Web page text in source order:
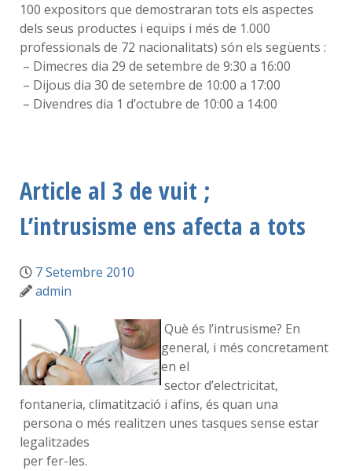
100 expositors que demostraran tots els aspectes
dels seus productes i equips i més de 1.000
professionals de 72 nacionalitats) són els següents :
– Dimecres dia 29 de setembre de 9:30 a 16:00
– Dijous dia 30 de setembre de 10:00 a 17:00
– Divendres dia 1 d’octubre de 10:00 a 14:00
Article al 3 de vuit ;
L’intrusisme ens afecta a tots
7 Setembre 2010
admin
Què és l’intrusisme? En
general, i més concretament
en el
sector d’electricitat,
fontaneria, climatització i afins, és quan una
persona o més realitzen unes tasques sense estar
legalitzades
per fer-les.